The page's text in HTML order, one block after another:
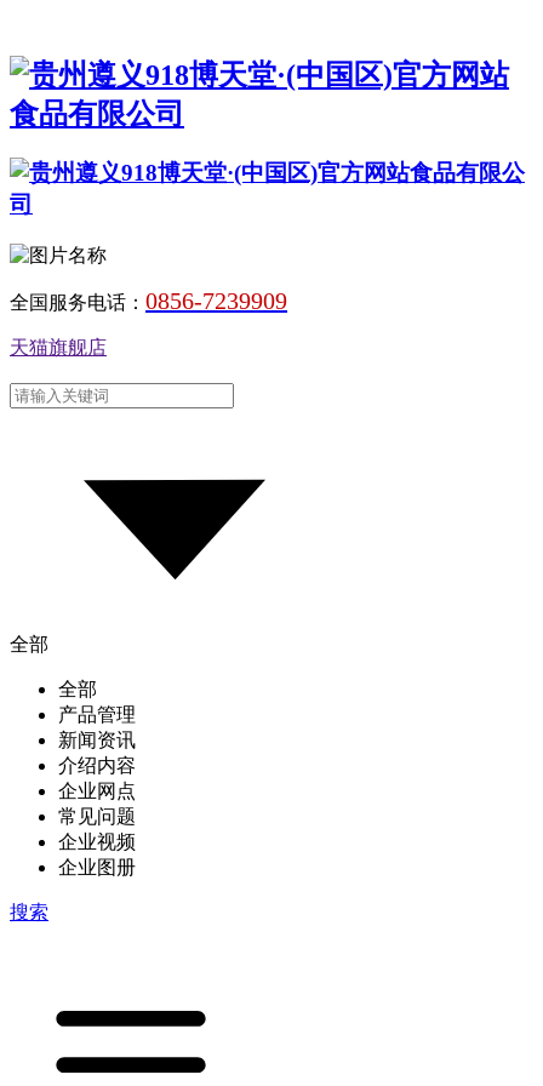
全国服务电话： 0856-7239909
天猫旗舰店
全部
全部
产品管理
新闻资讯
介绍内容
企业网点
常见问题
企业视频
企业图册
搜索